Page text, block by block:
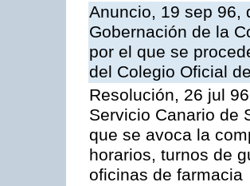
Anuncio, 19 sep 96,
Gobernación de la
por el que se
del Colegio Oficial
Resolución, 26 jul
Servicio Canario de
que se avoca la
horarios, turnos de
oficinas de farmacia